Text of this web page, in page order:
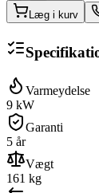
Læg i kurv
Varmeydelse
9 kW
Garanti
5 år
Vægt
161 kg